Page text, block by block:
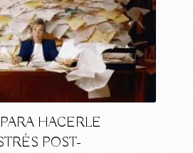
HACERLE
POST-